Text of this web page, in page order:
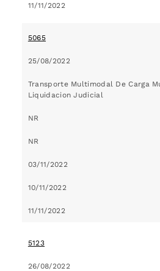
11/11/2022
5065
25/08/2022
Transporte Multimodal De Carga
Liquidacion Judicial
NR
NR
03/11/2022
10/11/2022
11/11/2022
5123
26/08/2022